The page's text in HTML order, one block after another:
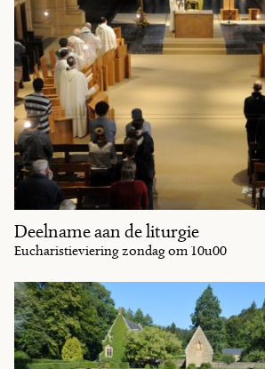
Deelname aan de liturgie
Eucharistieviering zondag om 10u00